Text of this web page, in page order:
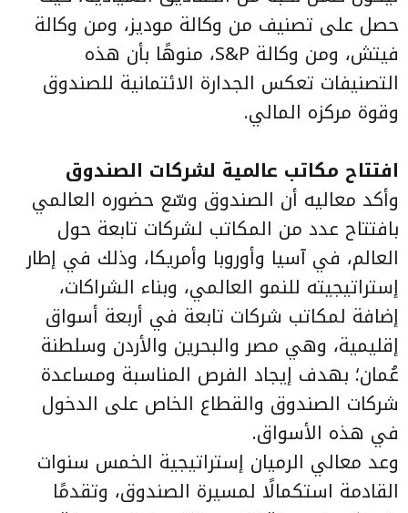
حصل على تصنيف من وكالة موديز، ومن وكالة
فيتش، ومن وكالة S&P، منوهًا بأن هذه
التصنيفات تعكس الجدارة الائتمانية للصندوق
وقوة مركزه المالي.
افتتاح مكاتب عالمية لشركات الصندوق
وأكد معاليه أن الصندوق وسّع حضوره العالمي
بافتتاح عدد من المكاتب لشركات تابعة حول
العالم، في آسيا وأوروبا وأمريكا، وذلك في إطار
إستراتيجيته للنمو العالمي، وبناء الشراكات،
إضافة لمكاتب شركات تابعة في أربعة أسواق
إقليمية، وهي مصر والبحرين والأردن وسلطنة
عُمان؛ بهدف إيجاد الفرص المناسبة ومساعدة
شركات الصندوق والقطاع الخاص على الدخول
في هذه الأسواق.
وعد معالي الرميان إستراتيجية الخمس سنوات
القادمة استكمالًا لمسيرة الصندوق، وتقدمًا